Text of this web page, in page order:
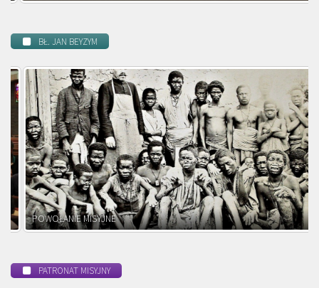
BŁ. JAN BEYZYM
POWOŁANIE MISYJNE
PATRONAT MISYJNY